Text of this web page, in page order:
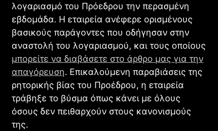
λογαριασμό του Πρόεδρου την περασμένη
εβδομάδα. Η εταιρεία ανέφερε ορισμένους
βασικούς παράγοντες που οδήγησαν στην
αναστολή του λογαριασμού, και τους οποίους
μπορείτε να διαβάσετε στο άρθρο μας για την
απαγόρευση. Επικαλούμενη παραβιάσεις της
ρητορικής βίας του Προέδρου, η εταιρεία
τράβηξε το βύσμα όπως κάνει με όλους
όσους δεν πειθαρχούν στους κανονισμούς
της.